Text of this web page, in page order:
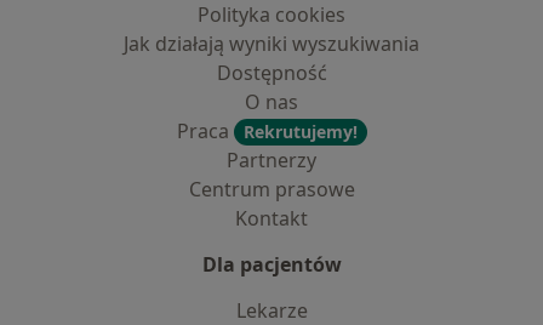
Polityka cookies
Jak działają wyniki wyszukiwania
Dostępność
O nas
Praca
Rekrutujemy!
Partnerzy
Centrum prasowe
Kontakt
Dla pacjentów
Lekarze